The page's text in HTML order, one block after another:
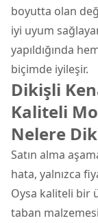
boyutta olan
iyi uyum
yapıldığında
biçimde iyileşir.
Dikişli
Kaliteli
Nelere
Satın alma
hata, yalnızca
Oysa kaliteli bir
taban